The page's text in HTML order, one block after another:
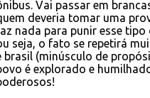
Vai passar em
deveria tomar uma
nada para punir esse tipo
seja, o fato se repetirá
brasil (minúsculo de
é explorado e